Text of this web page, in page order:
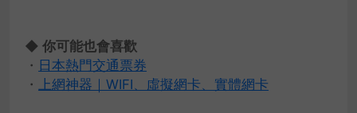
◆ 你可能也會喜歡
・ 日本熱門交通票券
・
上網神器｜WIFI、虛擬網卡、實體網卡